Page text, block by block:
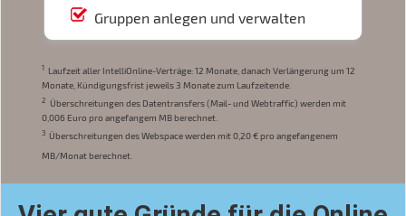
Gruppen anlegen und verwalten
1
Laufzeit aller IntelliOnline-Verträge: 12 Monate, danach Verlängerung um 12
Monate, Kündigungsfrist jeweils 3 Monate zum Laufzeitende.
2
Überschreitungen des Datentransfers (Mail- und Webtraffic) werden mit
0,006 Euro pro angefangem MB berechnet.
3 Überschreitungen des Webspace werden mit 0,20 € pro angefangenem
MB/Monat berechnet.